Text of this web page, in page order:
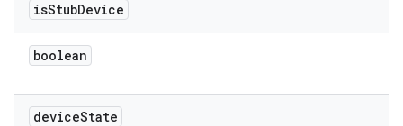
isStubDevice
boolean
deviceState